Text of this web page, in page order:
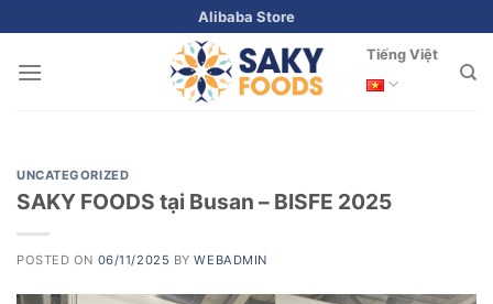
to
content
Alibaba Store
Tiếng Việt
UNCATEGORIZED
SAKY FOODS tại Busan – BISFE 2025
POSTED ON 06/11/2025 BYWEBADMIN